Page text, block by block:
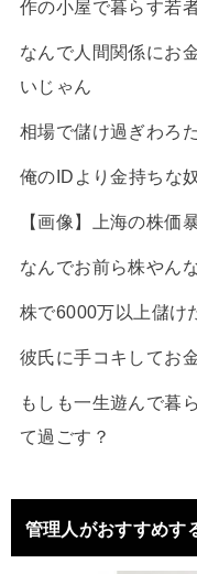
作の小屋で暮らす若
なんで人間関係にお
いじゃん
相場で儲け過ぎわろ
俺のIDより金持ちな
【画像】上海の株価
なんでお前ら株やん
株で6000万以上儲け
彼氏に手コキしてお
もしも一生遊んで暮
て過ごす？
管理人がおすすめす